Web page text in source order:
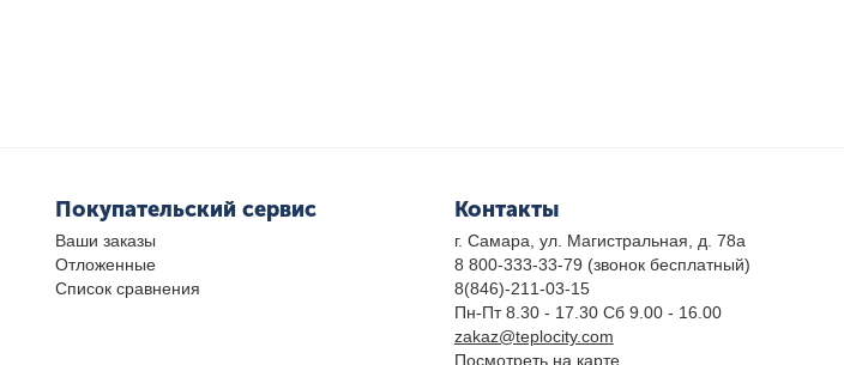
Покупательский сервис
Ваши заказы
Отложенные
Список сравнения
Контакты
г. Самара, ул. Магистральная, д. 78а
8 800-333-33-79 (звонок бесплатный)
8(846)-211-03-15
Пн-Пт 8.30 - 17.30 Сб 9.00 - 16.00
zakaz@teplocity.com
Посмотреть на карте